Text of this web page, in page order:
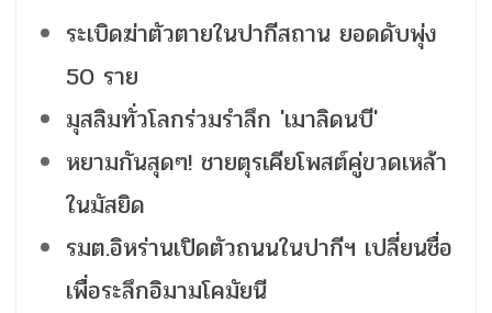
ระเบิดฆ่าตัวตายในปากีสถาน ยอดดับพุ่ง
50 ราย
มุสลิมทั่วโลกร่วมรำลึก 'เมาลิดนบี'
หยามกันสุดๆ! ชายตุรเคียโพสต์คู่ขวดเหล้า
ในมัสยิด
รมต.อิหร่านเปิดตัวถนนในปากีฯ เปลี่ยนชื่อ
เพื่อระลึกอิมามโคมัยนี